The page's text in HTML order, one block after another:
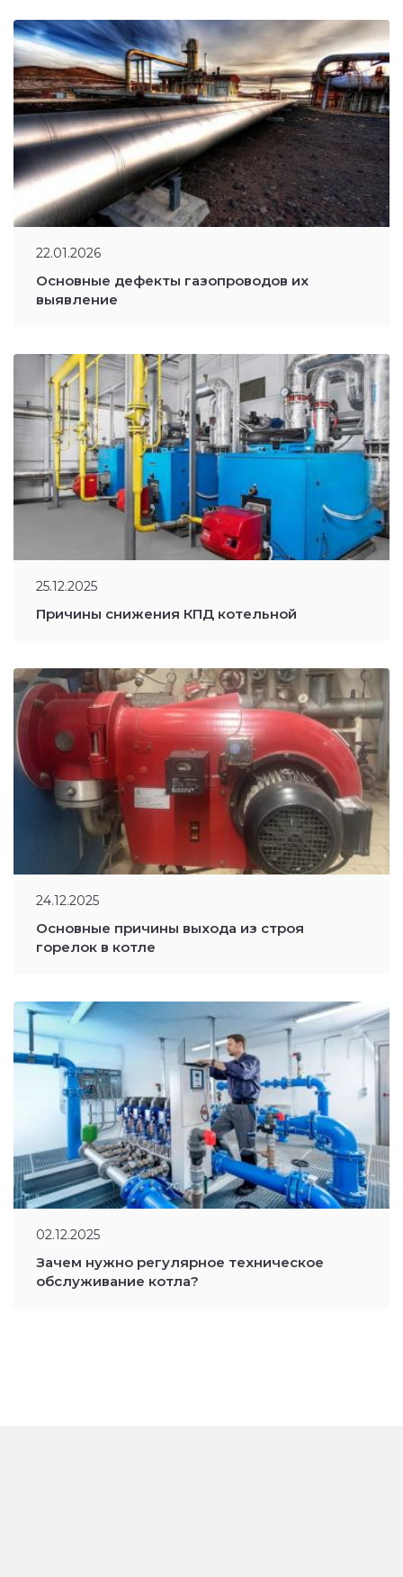
22.01.2026
Основные дефекты газопроводов их
выявление
25.12.2025
Причины снижения КПД котельной
24.12.2025
Основные причины выхода из строя
горелок в котле
02.12.2025
Зачем нужно регулярное техническое
обслуживание котла?